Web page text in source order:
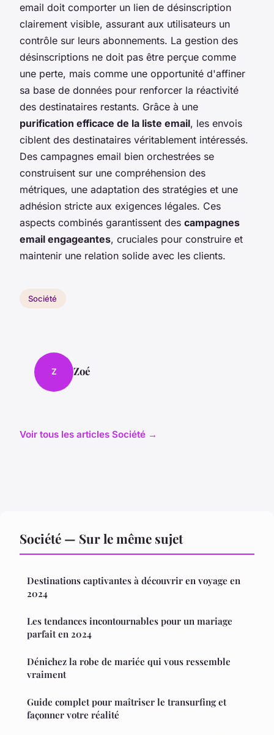
email doit comporter un lien de désinscription
clairement visible, assurant aux utilisateurs un
contrôle sur leurs abonnements. La gestion des
désinscriptions ne doit pas être perçue comme
une perte, mais comme une opportunité d'affiner
sa base de données pour renforcer la réactivité
des destinataires restants. Grâce à une
purification efficace de la liste email, les envois
ciblent des destinataires véritablement intéressés.
Des campagnes email bien orchestrées se
construisent sur une compréhension des
métriques, une adaptation des stratégies et une
adhésion stricte aux exigences légales. Ces
aspects combinés garantissent des campagnes
email engageantes, cruciales pour construire et
maintenir une relation solide avec les clients.
Société
Z Zoé
Voir tous les articles Société →
Société — Sur le même sujet
Destinations captivantes à découvrir en voyage en
2024
Les tendances incontournables pour un mariage
parfait en 2024
Dénichez la robe de mariée qui vous ressemble
vraiment
Guide complet pour maîtriser le transurfing et
façonner votre réalité